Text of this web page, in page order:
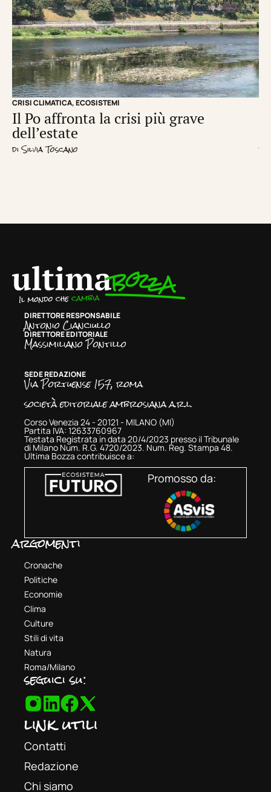
CRISI CLIMATICA,ECOSISTEMI
Il Po affronta la crisi più grave
dell’estate
diSilvia Toscano
DIRETTORE RESPONSABILE
Antonio Cianciullo
DIRETTORE EDITORIALE
Massimiliano Pontillo
SEDE REDAZIONE
Via Portuense 157, roma
società editoriale ambrosiana a.r.l.
Corso Venezia 24 - 20121 - MILANO (MI)
Partita IVA: 12633760967
Testata Registrata in data 20/4/2023 presso il Tribunale
di Milano Num. R.G. 4720/2023. Num. Reg. Stampa 48.
Ultima Bozza contribuisce a:
Promosso da:
argomenti
Cronache
Politiche
Economie
Clima
Culture
Stili di vita
Natura
Roma/Milano
seguici su:
link utili
Contatti
Redazione
Chi siamo